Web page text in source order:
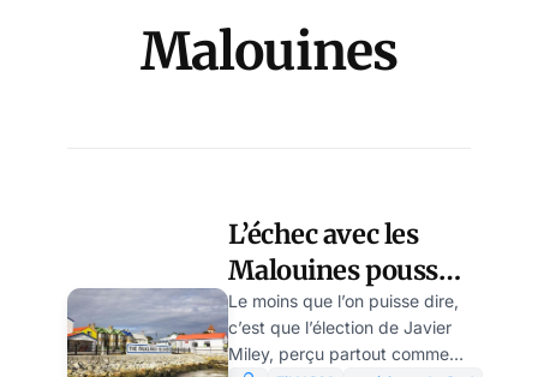
Malouines
L’échec avec les
Malouines pousse
l’Argentine vers la
guerre avec le
Le moins que l’on puisse dire,
c’est que l’élection de Javier
Miley, perçu partout comme